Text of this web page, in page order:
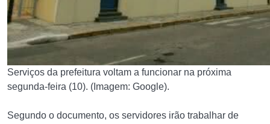
Serviços da prefeitura voltam a funcionar na próxima
segunda-feira (10). (Imagem: Google).
Segundo o documento, os servidores irão trabalhar de